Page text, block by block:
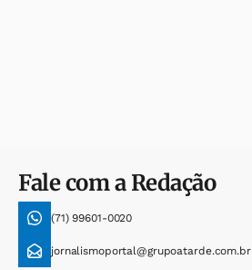
Fale com a Redação
(71) 99601-0020
jornalismoportal@grupoatarde.com.br